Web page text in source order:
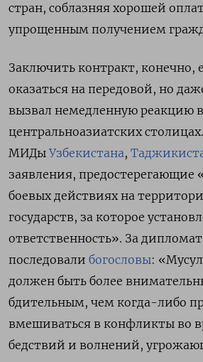
стран, соблазняя хорошей
упрощенным получением
Заключить контракт, конечно,
оказаться на передовой, но
вызвал немедленную реакцию в
центральноазиатских столицах.
МИДы Узбекистана,
заявления, предостерегающие
боевых действиях на
государств, за которое
ответственность». За
последовали богословы:
должен быть более
бдительным, чем когда-либо
вмешиваться в конфликты во
бедствий и волнений,